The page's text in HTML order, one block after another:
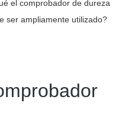
el comprobador de dureza
ser ampliamente utilizado?